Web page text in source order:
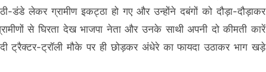
डंडे लेकर ग्रामीण इकट्ठा हो गए और उन्होंने दबंगों को दौड़ा-दौड़ाकर
से घिरता देख भाजपा नेता और उनके साथी अपनी दो कीमती कारें
ट्रैक्टर-ट्रॉली मौके पर ही छोड़कर अंधेरे का फायदा उठाकर भाग खड़े